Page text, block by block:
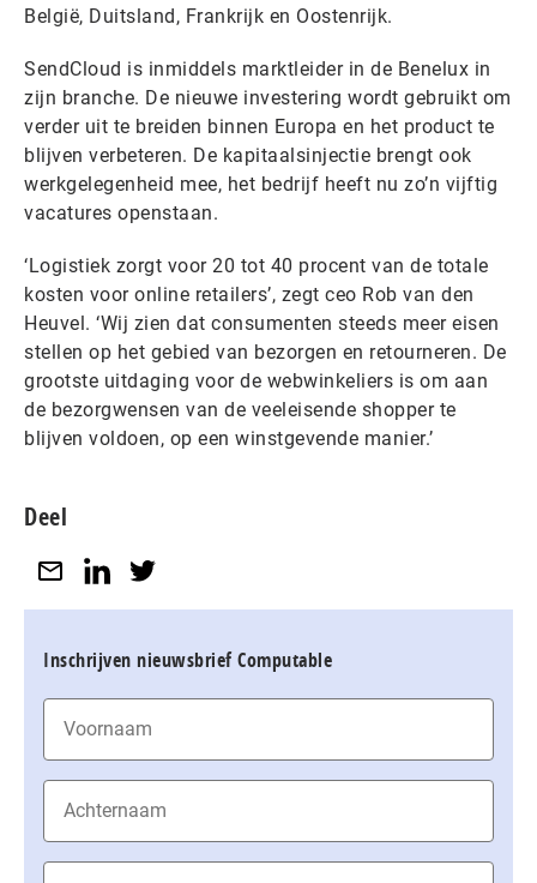
België, Duitsland, Frankrijk en Oostenrijk.
SendCloud is inmiddels marktleider in de Benelux in
zijn branche. De nieuwe investering wordt gebruikt om
verder uit te breiden binnen Europa en het product te
blijven verbeteren. De kapitaalsinjectie brengt ook
werkgelegenheid mee, het bedrijf heeft nu zo’n vijftig
vacatures openstaan.
‘Logistiek zorgt voor 20 tot 40 procent van de totale
kosten voor online retailers’, zegt ceo Rob van den
Heuvel. ‘Wij zien dat consumenten steeds meer eisen
stellen op het gebied van bezorgen en retourneren. De
grootste uitdaging voor de webwinkeliers is om aan
de bezorgwensen van de veeleisende shopper te
blijven voldoen, op een winstgevende manier.’
Deel
Inschrijven nieuwsbrief Computable